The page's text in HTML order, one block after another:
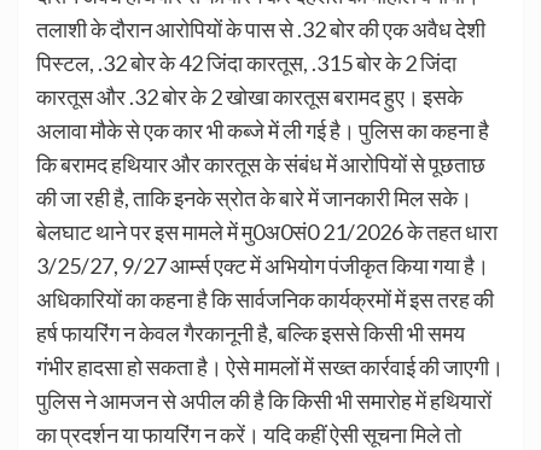
तलाशी के दौरान आरोपियों के पास से .32 बोर की एक अवैध देशी
पिस्टल, .32 बोर के 42 जिंदा कारतूस, .315 बोर के 2 जिंदा
कारतूस और .32 बोर के 2 खोखा कारतूस बरामद हुए। इसके
अलावा मौके से एक कार भी कब्जे में ली गई है। पुलिस का कहना है
कि बरामद हथियार और कारतूस के संबंध में आरोपियों से पूछताछ
की जा रही है, ताकि इनके स्रोत के बारे में जानकारी मिल सके।
बेलघाट थाने पर इस मामले में मु0अ0सं0 21/2026 के तहत धारा
3/25/27, 9/27 आर्म्स एक्ट में अभियोग पंजीकृत किया गया है।
अधिकारियों का कहना है कि सार्वजनिक कार्यक्रमों में इस तरह की
हर्ष फायरिंग न केवल गैरकानूनी है, बल्कि इससे किसी भी समय
गंभीर हादसा हो सकता है। ऐसे मामलों में सख्त कार्रवाई की जाएगी।
पुलिस ने आमजन से अपील की है कि किसी भी समारोह में हथियारों
का प्रदर्शन या फायरिंग न करें। यदि कहीं ऐसी सूचना मिले तो